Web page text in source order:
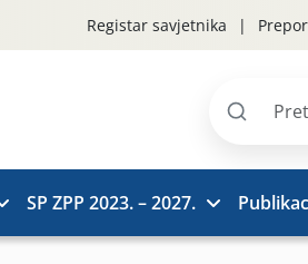
Registar savjetnika
Pretraži
SP ZPP 2023. – 2027.